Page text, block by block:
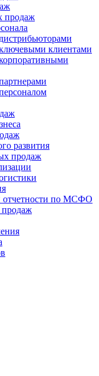
продаж
клиентами
развития
продаж
отчетности по МСФО
продаж